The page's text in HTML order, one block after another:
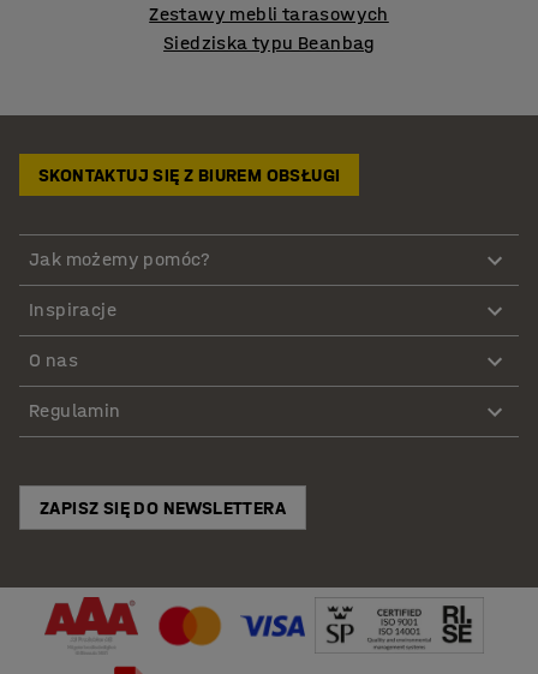
Zestawy mebli tarasowych
Siedziska typu Beanbag
SKONTAKTUJ SIĘ Z BIUREM OBSŁUGI
Jak możemy pomóc?
Inspiracje
O nas
Regulamin
ZAPISZ SIĘ DO NEWSLETTERA